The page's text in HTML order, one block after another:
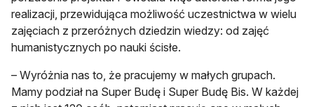
realizacji, przewidująca możliwość uczestnictwa w wielu
zajęciach z przeróżnych dziedzin wiedzy: od zajęć
humanistycznych po nauki ścisłe.
– Wyróżnia nas to, że pracujemy w małych grupach.
Mamy podział na Super Budę i Super Budę Bis. W każdej